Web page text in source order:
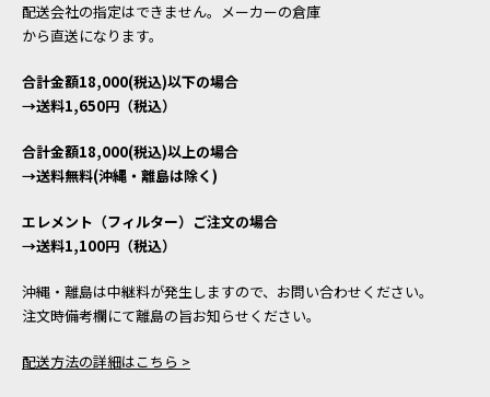
配送会社の指定はできません。メーカーの倉庫
から直送になります。
合計金額18,000(税込)以下の場合
→送料1,650円（税込）
合計金額18,000(税込)以上の場合
→送料無料(沖縄・離島は除く)
エレメント（フィルター）ご注文の場合
→送料1,100円（税込）
沖縄・離島は中継料が発生しますので、お問い合わせください。
注文時備考欄にて離島の旨お知らせください。
配送方法の詳細はこちら >